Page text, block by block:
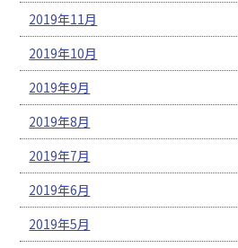
2019年11月
2019年10月
2019年9月
2019年8月
2019年7月
2019年6月
2019年5月